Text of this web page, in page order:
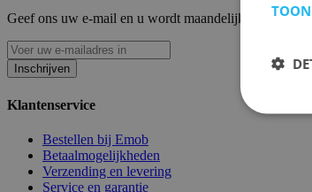
Geef ons uw e-mail en u wordt maandelijks op de
Inschrijven
Klantenservice
Bestellen bij Emob
Betaalmogelijkheden
Verzending en levering
Service en garantie
TOON